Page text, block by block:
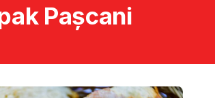
Pașcani